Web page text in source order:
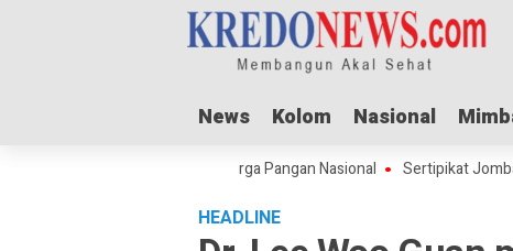
News Kolom Nasional
News Kolom Nasional
Dorong Lonjakan Harga Pangan Nasional Sertipikat Jombang
HEADLINE